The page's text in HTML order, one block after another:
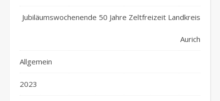
Jubiläumswochenende 50 Jahre Zeltfreizeit Landkreis
Aurich
Allgemein
2023